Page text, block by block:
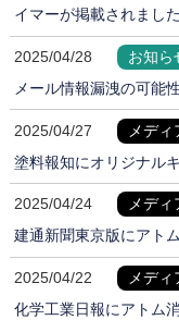
イマーが掲載されました
2025/04/28
お知ら
メール情報漏洩の可能
2025/04/27
メディ
塗料報知にオリジナル
2025/04/24
メディ
建通新聞東京版にアト
2025/04/22
メディ
化学工業日報にアトム